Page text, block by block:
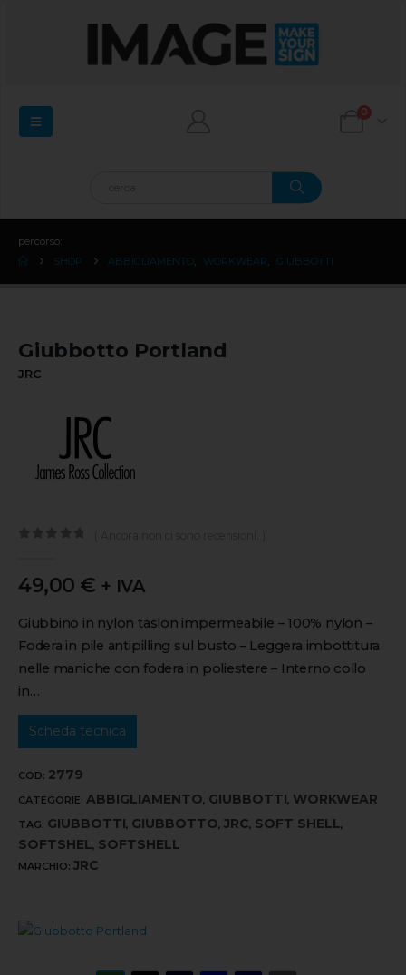
0
percorso:
SHOP
ABBIGLIAMENTO WORKWEAR GIUBBOTTI
Giubbotto Portland
JRC
49,00 € + IVA
Giubbino in nylon taslon impermeabile – 100% nylon –
Fodera in pile antipilling sul busto – Leggera imbottitura
nelle maniche con fodera in poliestere – Interno collo
in…
Scheda tecnica
COD: 2779
CATEGORIE: ABBIGLIAMENTO, GIUBBOTTI, WORKWEAR
TAG: GIUBBOTTI, GIUBBOTTO, JRC, SOFT SHELL,
SOFTSHEL, SOFTSHELL
MARCHIO: JRC